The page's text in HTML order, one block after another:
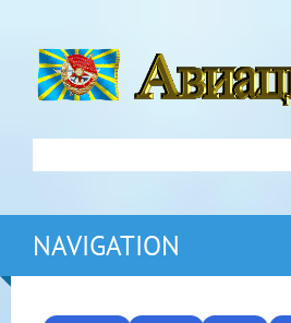
NAVIGATION